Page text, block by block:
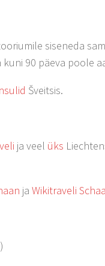
siseneda
90 päeva poole
Šveitsis.
ja veel üks
ja Wikitraveli